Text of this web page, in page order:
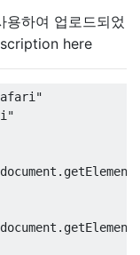
용하여 업로드되었